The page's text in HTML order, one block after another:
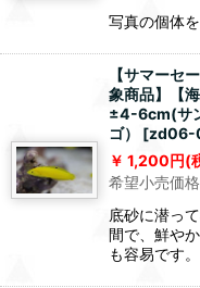
写真の個体
【サマーセ
象商品】【
±4-6cm(サ
ゴ）
[zd06-
1,200円(
希望小売価格
底砂に潜っ
間で、鮮や
も容易です。